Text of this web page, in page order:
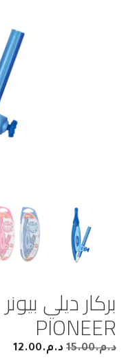
PIONEER
د.م.15.00 د.م.12.00